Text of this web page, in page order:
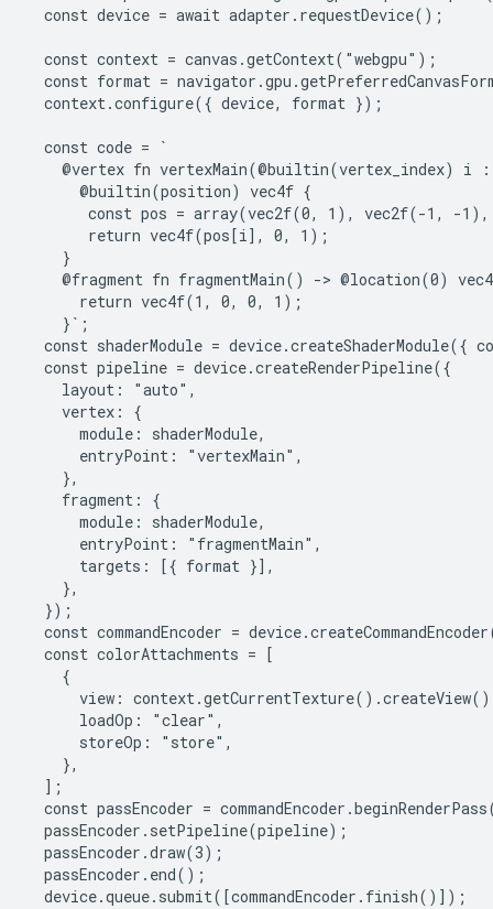
  const device = await adapter.requestDevice();
  const context = canvas.getContext("webgpu");
const format =
  context.configure({ device, format });
  const code = `
@vertex fn vertexMain(@builtin(vertex_index) i
      @builtin(position) vec4f {
const pos = array(vec2f(0, 1), vec2f(-1, -
       return vec4f(pos[i], 0, 1);
    }
@fragment fn fragmentMain() -> @location(0)
      return vec4f(1, 0, 0, 1);
    }`;
const shaderModule = device.createShaderModule({
  const pipeline = device.createRenderPipeline({
    layout: "auto",
    vertex: {
      module: shaderModule,
      entryPoint: "vertexMain",
    },
    fragment: {
      module: shaderModule,
      entryPoint: "fragmentMain",
      targets: [{ format }],
    },
  });
const commandEncoder =
  const colorAttachments = [
    {
view:
      loadOp: "clear",
      storeOp: "store",
    },
  ];
const passEncoder =
  passEncoder.setPipeline(pipeline);
  passEncoder.draw(3);
  passEncoder.end();
  device.queue.submit([commandEncoder.finish()]);